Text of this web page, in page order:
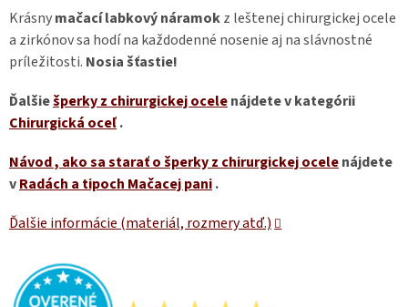
Krásnymačací labkový náramokz leštenej chirurgickej ocele
a zirkónov sa hodí na každodenné nosenie aj na slávnostné
príležitosti. Nosia šťastie!
Ďalšiešperky z chirurgickej ocelenájdete v kategórii
Chirurgická oceľ.
Návod, ako sa starať o šperky z chirurgickej ocelenájdete
vRadách a tipoch Mačacej pani.
Ďalšie informácie (materiál, rozmery atď.)